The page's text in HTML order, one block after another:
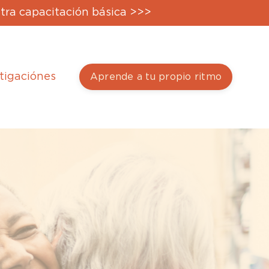
capacitación básica >>>
Aprende a tu propio ritmo